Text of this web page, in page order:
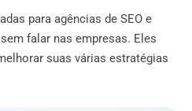
para agências de SEO e
falar nas empresas. Eles
suas várias estratégias